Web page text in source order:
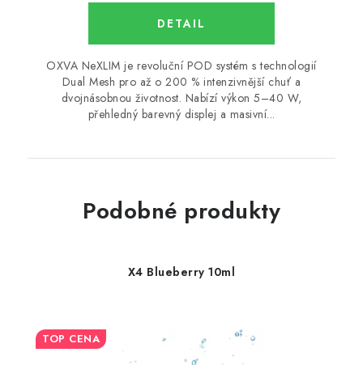
OXVA NeXLIM je revoluční POD systém s technologií
Dual Mesh pro až o 200 % intenzivnější chuť a
dvojnásobnou životnost. Nabízí výkon 5–40 W,
přehledný barevný displej a masivní...
Podobné produkty
X4 Blueberry 10ml
TOP CENA